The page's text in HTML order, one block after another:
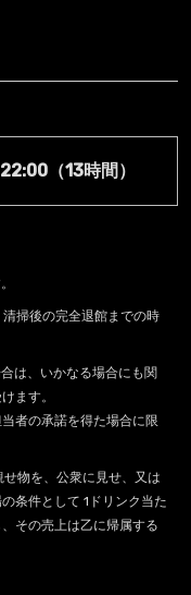
（13時間）
掃後の完全退館までの時
は、いかなる場合にも関
ます。
者の承諾を得た場合に限
物を、公衆に見せ、又は
条件として 1ドリンク当た
その売上は乙に帰属する